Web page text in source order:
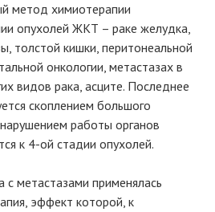
метод химиотерапии
опухолей ЖКТ – раке желудка,
толстой кишки, перитонеальной
онкологии, метастазах в
видов рака, асците. Последнее
скоплением большого
работы органов
к 4-ой стадии опухолей.
с метастазами применялась
эффект которой, к